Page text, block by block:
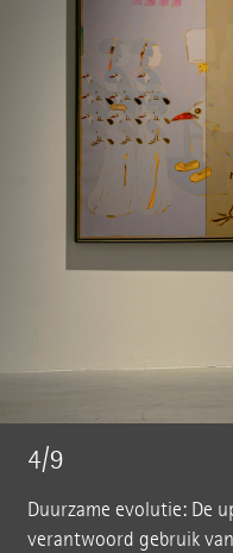
4/9
Duurzame evolutie: De
verantwoord gebruik